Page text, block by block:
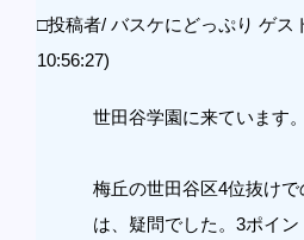
□投稿者/ バスケにどっぷり ゲス
10:56:27)
世田谷学園に来ています。
梅丘の世田谷区4位抜け
は、疑問でした。3ポイ